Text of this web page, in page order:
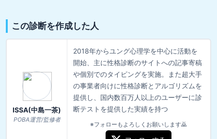
この診断を作成した人
ISSA(中島一茶)
POBA運営/監修者
2018年からユング心理学を中心に活動を
開始、主に性格診断のサイトへの記事寄稿
や個別でのタイピングを実施。また超大手
の事業者向けに性格診断とアルゴリズムを
提供し、国内数百万人以上のユーザーに診
断テストを提供した実績を持つ
※フォローもよろしくお願いします🙇